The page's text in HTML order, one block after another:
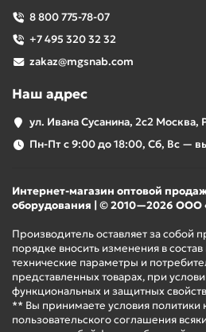
8 800 775-78-07
+7 495 320 32 32
zakaz@mgsnab.com
Наш адрес
ул. Ивана Сусанина, 2с2 Москва,
Пн-Пт с 9:00 до 18:00, Сб, Вс —
Интернет-магазин оптовой
оборудования | © 2010—2026
Производитель оставляет за собой
порядке вносить изменения в
технические параметры и
представленных товарах, при
функциональных и защитных
** Вы принимаете условия политики
пользовательского соглашения